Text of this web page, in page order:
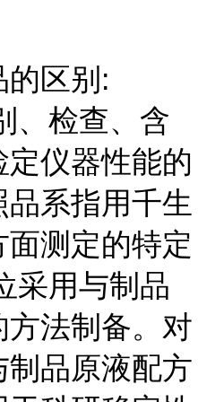
区别:
、检查、含
仪器性能的
系指用千生
测定的特定
采用与制品
法制备。对
制品原液配方